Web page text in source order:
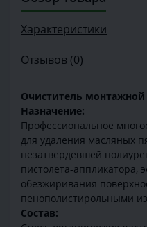
Характеристики
Отзывов (0)
Очиститель монтажной
Назначение:
Профессиональное
для удаления масляных
незатвердевшей
пистолета-аппликатора,
обезжиривания
пенополистирольными
Состав: